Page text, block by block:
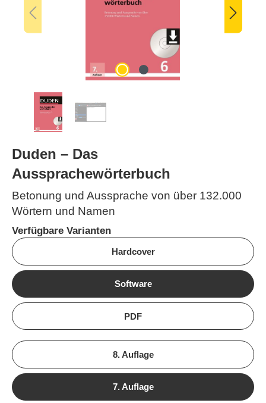
Duden – Das
Aussprachewörterbuch
Betonung und Aussprache von über 132.000
Wörtern und Namen
Verfügbare Varianten
Hardcover
Software
PDF
8. Auflage
7. Auflage